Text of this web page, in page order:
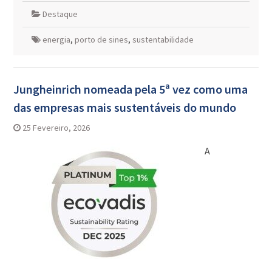
Destaque
energia, porto de sines, sustentabilidade
Jungheinrich nomeada pela 5ª vez como uma
das empresas mais sustentáveis do mundo
25 Fevereiro, 2026
A